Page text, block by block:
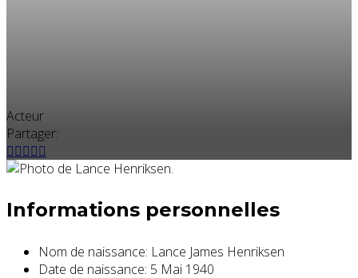
Acteur
Partager:
Informations personnelles
Nom de naissance: Lance James Henriksen
Date de naissance: 5 Mai 1940